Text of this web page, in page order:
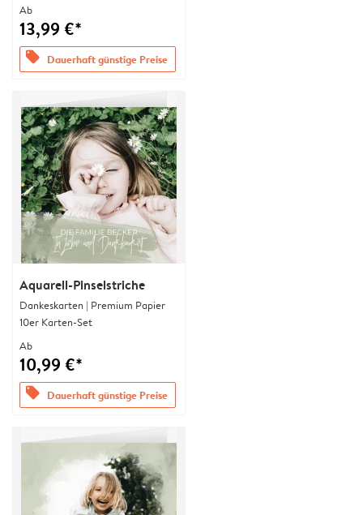
Ab
13,99 €*
offers Dauerhaft günstige Preise
Aquarell-Pinselstriche
Dankeskarten | Premium Papier
10er Karten-Set
Ab
10,99 €*
offers Dauerhaft günstige Preise